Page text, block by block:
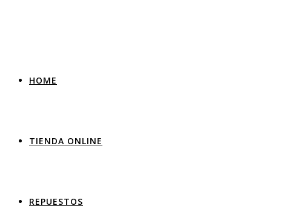
HOME
TIENDA ONLINE
REPUESTOS